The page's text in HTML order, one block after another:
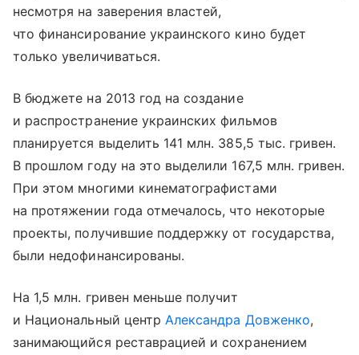
несмотря на заверения властей,
что финансирование украинского кино будет
только увеличиваться.
В бюджете на 2013 год на создание
и распространение украинских фильмов
планируется выделить 141 млн. 385,5 тыс. гривен.
В прошлом году на это выделили 167,5 млн. гривен.
При этом многими кинематографистами
на протяжении года отмечалось, что некоторые
проекты, получившие поддержку от государства,
были недофинансированы.
На 1,5 млн. гривен меньше получит
и Национальный центрАлександра Довженко,
занимающийся реставрацией и сохранением